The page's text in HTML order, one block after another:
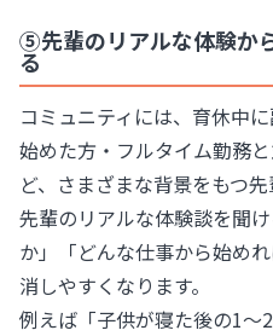
⑤先輩のリアルな体験か
る
コミュニティには、育休中
始めた方・フルタイム勤務
ど、さまざまな背景をもつ先
先輩のリアルな体験談を聞
か」「どんな仕事から始め
消しやすくなります。
例えば「子供が寝た後の1〜